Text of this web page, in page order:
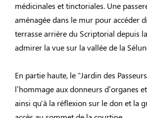
médicinales et tinctoriales. Une
aménagée dans le mur pour accéder
terrasse arrière du Scriptorial depuis
admirer la vue sur la vallée de la
En partie haute, le "Jardin des
l’hommage aux donneurs d’organes
ainsi qu'à la réflexion sur le don et la